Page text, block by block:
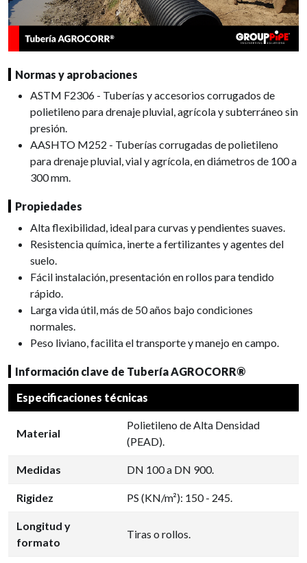
Normas y aprobaciones
ASTM F2306 - Tuberías y accesorios corrugados de
polietileno para drenaje pluvial, agrícola y subterráneo sin
presión.
AASHTO M252 - Tuberías corrugadas de polietileno
para drenaje pluvial, vial y agrícola, en diámetros de 100 a
300 mm.
Propiedades
Alta flexibilidad, ideal para curvas y pendientes suaves.
Resistencia química, inerte a fertilizantes y agentes del
suelo.
Fácil instalación, presentación en rollos para tendido
rápido.
Larga vida útil, más de 50 años bajo condiciones
normales.
Peso liviano, facilita el transporte y manejo en campo.
Información clave de Tubería AGROCORR®
Especificaciones técnicas
Material
Polietileno de Alta Densidad
(PEAD).
Medidas DN 100 a DN 900.
Rigidez PS (KN/m²): 150 - 245.
Longitud y
formato
Tiras o rollos.